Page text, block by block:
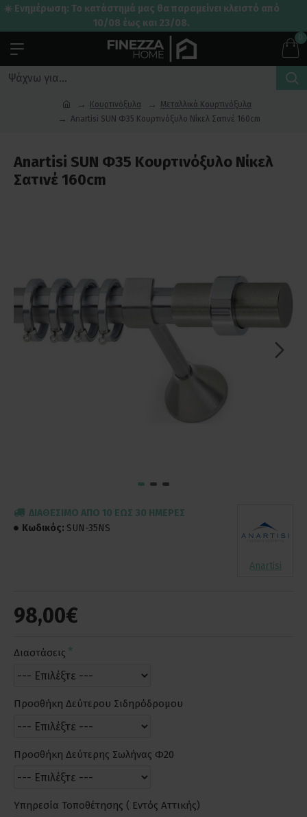
☀️ Ενημέρωση: Το κατάστημά μας θα παραμείνει κλειστό από
10/08 έως και 23/08.
0
Κουρτινόξυλα
Μεταλλικά Κουρτινόξυλα
Anartisi SUN Φ35 Κουρτινόξυλο Νίκελ Σατινέ 160cm
Anartisi SUN Φ35 Κουρτινόξυλο Νίκελ
Σατινέ 160cm
98,00€
ΔΙΑΘΈΣΙΜΟ ΑΠΌ 10 ΈΩΣ 30 ΗΜΈΡΕΣ
Κωδικός: SUN-35NS
Anartisi
Διαστάσεις
Προσθήκη Δεύτερου Σιδηρόδρομου
Προσθήκη Δεύτερης Σωλήνας Φ20
Υπηρεσία Τοποθέτησης ( Εντός Αττικής)